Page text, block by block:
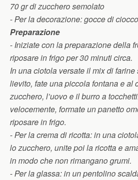
70 gr di zucchero semolato
- Per la decorazione: gocce di
Preparazione
- Iniziate con la preparazione della
riposare in frigo per 30 minuti circa.
In una ciotola versate il mix di
lievito, fate una piccola fontana e al
zucchero, l’uovo e il burro a
velocemente, formate un panetto
riposare in frigo.
- Per la crema di ricotta: in una
lo zucchero, unite poi la ricotta e
in modo che non rimangano grumi.
- Per la glassa: in un pentolino